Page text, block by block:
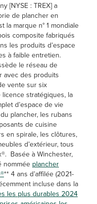
[NYSE : TREX] a
de plancher en
la marque n° 1 mondiale
composite fabriqués
les produits d’espace
à faible entretien.
le réseau de
avec des produits
vente sur six
licence stratégiques, la
d’espace de vie
plancher, les rubans
de cuisine
en spirale, les clôtures,
d’extérieur, tous
Basée à Winchester,
nommée plancher
** 4 ans d’affilée (2021-
incluse dans la
les plus durables 2024